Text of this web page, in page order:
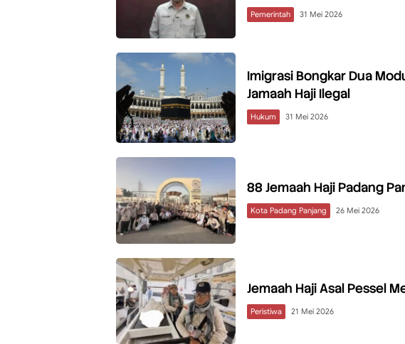
Pemerintah 31 Mei 2026
Imigrasi Bongkar Dua
Jamaah Haji Ilegal
Hukum 31 Mei 2026
88 Jemaah Haji Padang
Kota Padang Panjang 26 Mei 2026
Jemaah Haji Asal Pessel
Peristiwa 21 Mei 2026